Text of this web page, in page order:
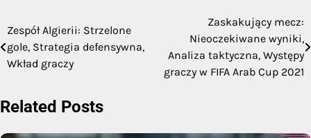
Post
navigation
Zespół Algierii: Strzelone
gole, Strategia defensywna,
Wkład graczy
Zaskakujący mecz:
Nieoczekiwane wyniki,
Analiza taktyczna, Występy
graczy w FIFA Arab Cup 2021
Related Posts